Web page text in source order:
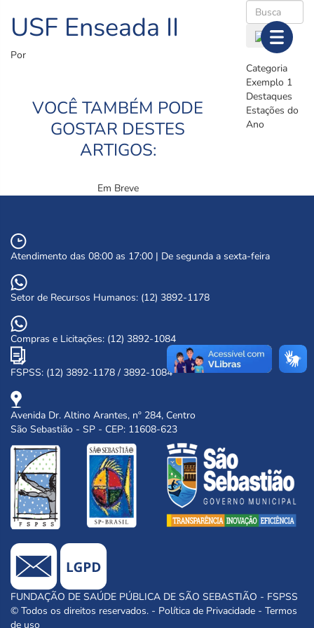
USF Enseada II
Por
VOCÊ TAMBÉM PODE
GOSTAR DESTES
ARTIGOS:
Em Breve
Categoria
Exemplo 1
Destaques
Estações do
Ano
Atendimento das 08:00 as 17:00 | De segunda a sexta-feira
Setor de Recursos Humanos: (12) 3892-1178
Compras e Licitações: (12) 3892-1084
FSPSS: (12) 3892-1178 / 3892-1084
Avenida Dr. Altino Arantes, nº 284, Centro
São Sebastião - SP - CEP: 11608-623
FUNDAÇÃO DE SAÚDE PÚBLICA DE SÃO SEBASTIÃO - FSPSS
© Todos os direitos reservados. - Política de Privacidade - Termos
de uso